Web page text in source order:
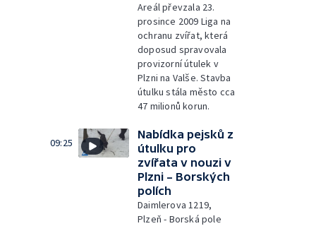
Areál převzala 23.
prosince 2009 Liga na
ochranu zvířat, která
doposud spravovala
provizorní útulek v
Plzni na Valše. Stavba
útulku stála město cca
47 milionů korun.
09:25
Nabídka pejsků z
útulku pro
zvířata v nouzi v
Plzni – Borských
polích
Daimlerova 1219,
Plzeň - Borská pole